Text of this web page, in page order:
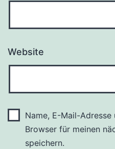
Website
Name, E-Mail-
Browser für meinen
speichern.